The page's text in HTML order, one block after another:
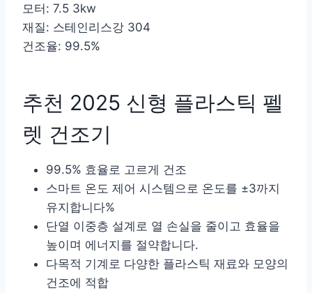
모터: 7.5 3kw
재질: 스테인리스강 304
건조율: 99.5%
추천 2025 신형 플라스틱 펠
렛 건조기
99.5% 효율로 고르게 건조
스마트 온도 제어 시스템으로 온도를 ±3까지
유지합니다%
단열 이중층 설계로 열 손실을 줄이고 효율을
높이며 에너지를 절약합니다.
다목적 기계로 다양한 플라스틱 재료와 모양의
건조에 적합